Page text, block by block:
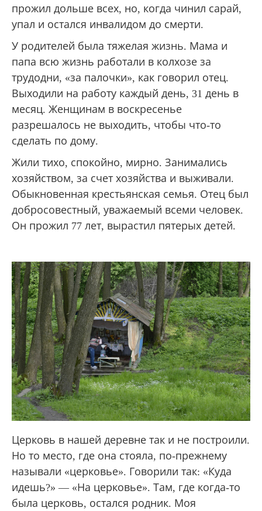
прожил дольше всех, но, когда чинил сарай,
упал и остался инвалидом до смерти.
У родителей была тяжелая жизнь. Мама и
папа всю жизнь работали в колхозе за
трудодни, «за палочки», как говорил отец.
Выходили на работу каждый день, 31 день в
месяц. Женщинам в воскресенье
разрешалось не выходить, чтобы что-то
сделать по дому.
Жили тихо, спокойно, мирно. Занимались
хозяйством, за счет хозяйства и выживали.
Обыкновенная крестьянская семья. Отец был
добросовестный, уважаемый всеми человек.
Он прожил 77 лет, вырастил пятерых детей.
Церковь в нашей деревне так и не построили.
Но то место, где она стояла, по-прежнему
называли «церковье». Говорили так: «Куда
идешь?» — «На церковье». Там, где когда-то
была церковь, остался родник. Моя